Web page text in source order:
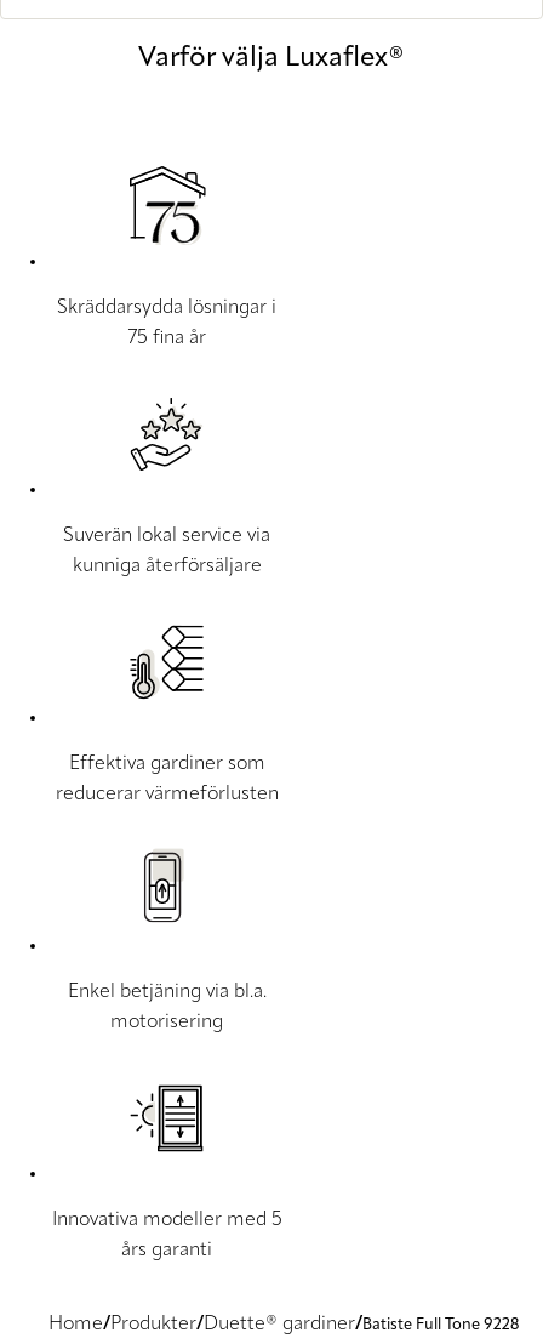
Varför välja Luxaflex®
Skräddarsydda lösningar i
75 fina år
Suverän lokal service via
kunniga återförsäljare
Effektiva gardiner som
reducerar värmeförlusten
Enkel betjäning via bl.a.
motorisering
Innovativa modeller med 5
års garanti
Home Produkter Duette® gardiner
Batiste Full Tone 9228